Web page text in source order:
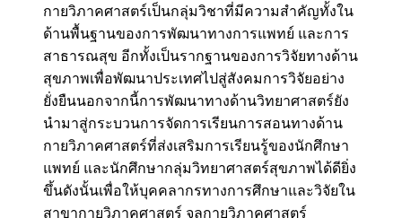
กายวิภาคศาสตร์เป็นกลุ่มวิชาที่มีความสำคัญทั้งใน
ด้านพื้นฐานของการพัฒนาทางการแพทย์ และการ
สาธารณสุข อีกทั้งเป็นรากฐานของการวิจัยทางด้าน
สุขภาพเพื่อพัฒนาประเทศไปสู่สังคมการวิจัยอย่าง
ยั่งยืนนอกจากนี้การพัฒนาทางด้านวิทยาศาสตร์ยัง
นำมาสู่กระบวนการจัดการเรียนการสอนทางด้าน
กายวิภาคศาสตร์ที่ส่งเสริมการเรียนรู้ของนักศึกษา
แพทย์ และนักศึกษากลุ่มวิทยาศาสตร์สุขภาพได้ดียิ่ง
ขึ้นดังนั้นเพื่อให้บุคคลากรทางการศึกษาและวิจัยใน
สาขากายวิภาคศาสตร์ จุลกายวิภาคศาสตร์